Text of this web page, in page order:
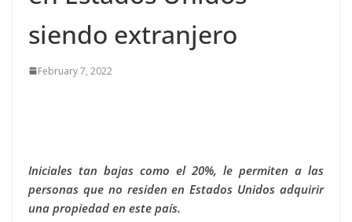
siendo extranjero
February 7, 2022
Iniciales tan bajas como el 20%, le permiten a las
personas que no residen en Estados Unidos adquirir
una propiedad en este país.